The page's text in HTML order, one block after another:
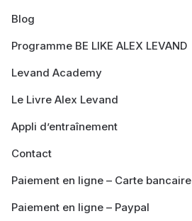
Blog
Programme BE LIKE ALEX LEVAND
Levand Academy
Le Livre Alex Levand
Appli d’entraînement
Contact
Paiement en ligne – Carte bancaire
Paiement en ligne – Paypal